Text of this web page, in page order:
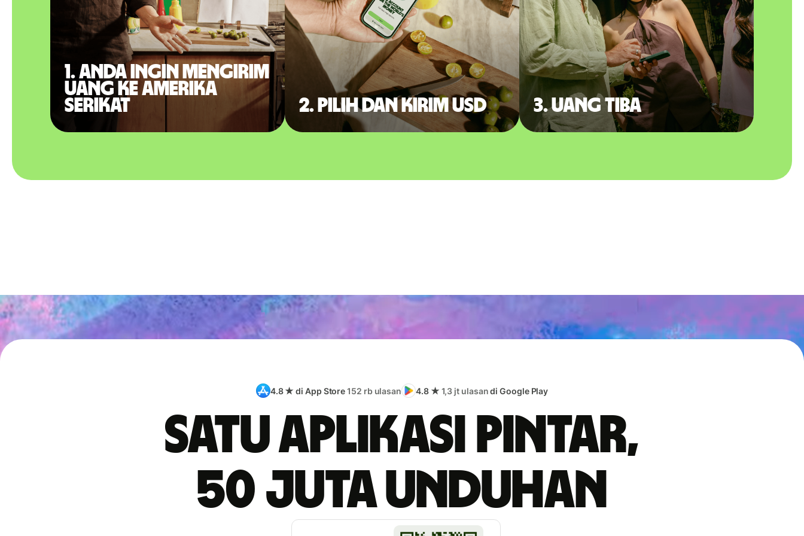
1. Anda ingin mengirim
uang ke Amerika
Serikat
2. Pilih dan kirim USD 3. Uang tiba
4.8 ★ di App Store152 rb ulasan 4.8 ★ 1,3 jt ulasandi Google Play
Satu aplikasi pintar,
50 juta unduhan